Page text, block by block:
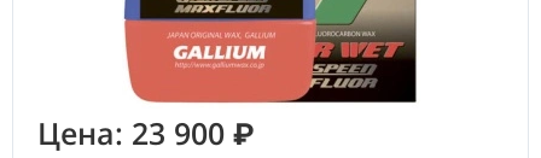
Цена: 23 900 ₽